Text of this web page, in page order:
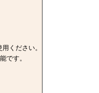
ください。
です。